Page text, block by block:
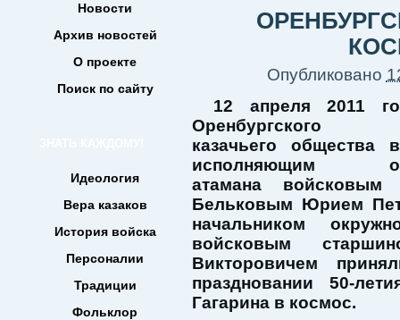
Новости
Архив новостей
О проекте
Поиск по сайту
Идеология
Вера казаков
История войска
Персоналии
Традиции
Фольклор
Опубликовано
12 апреля 2011
Оренбургского
казачьего общества
исполняющим
атамана войсковым
Бельковым Юрием
начальником
войсковым
Викторовичем
праздновании 50-
Гагарина в космос.